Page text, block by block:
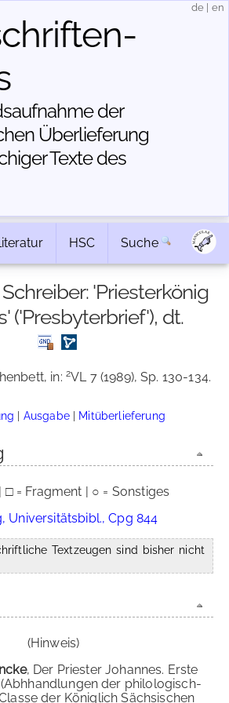
der
Über­lieferung
Texte des
de en
HSC Suche
'Priesterkönig
('Presbyterbrief'), dt.
in: 2VL 7 (1989), Sp. 130-134.
| Ausgabe| Mitüberlieferung
□ = Fragment | ○ = Sonstiges
Universitätsbibl., Cpg 844
Textzeugen sind bisher nicht
(Hinweis)
, Der Priester Johannes. Erste
der philologisch-
der Königlich Sächsischen